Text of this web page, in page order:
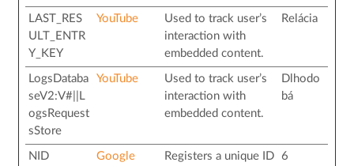
LAST_RES
ULT_ENTR
Y_KEY
YouTube
Used to track user’s
interaction with
embedded content.
Relácia
LogsDataba
seV2:V#||L
ogsRequest
sStore
YouTube
Used to track user’s
interaction with
embedded content.
Dlhodo
bá
NID Google
Registers a unique ID
6